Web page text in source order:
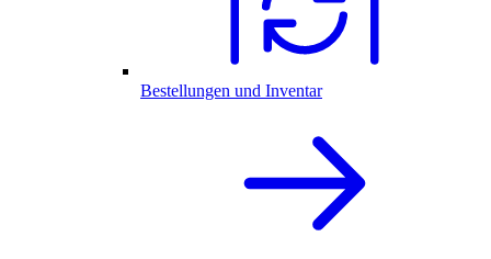
Bestellungen und Inventar